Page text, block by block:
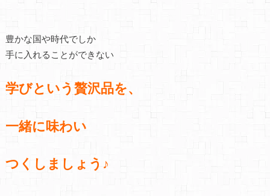
豊かな国や時代でしか
手に入れることができない
学びという贅沢品を、
一緒に味わい
つくしましょう♪